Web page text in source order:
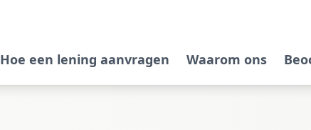
Hoe een lening aanvragen Waarom ons